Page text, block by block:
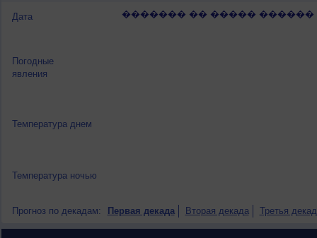
Дата
Погодные
явления
Температура днем
Температура ночью
������� �� �����
Прогноз по декадам: Первая декада Вторая декада Третья